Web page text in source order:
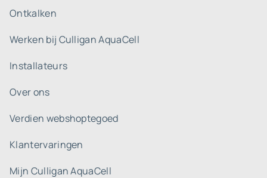
Ontkalken
Werken bij Culligan AquaCell
Installateurs
Over ons
Verdien webshoptegoed
Klantervaringen
Mijn Culligan AquaCell